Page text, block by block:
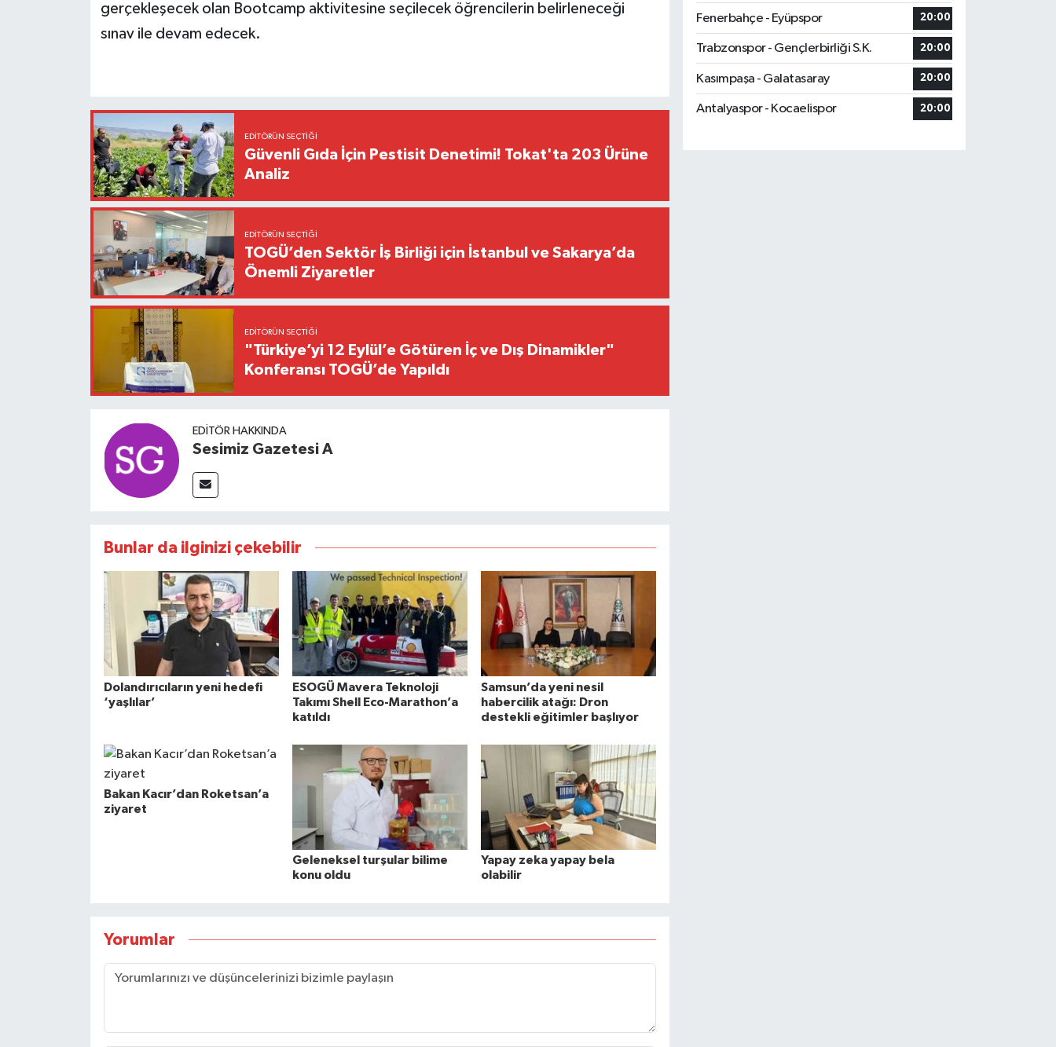
gerçekleşecek olan Bootcamp aktivitesine seçilecek öğrencilerin belirleneceği
sınav ile devam edecek.
EDITÖRÜN SEÇTIĞI
Güvenli Gıda İçin Pestisit Denetimi! Tokat'ta 203 Ürüne
Analiz
EDITÖRÜN SEÇTIĞI
TOGÜ’den Sektör İş Birliği için İstanbul ve Sakarya’da
Önemli Ziyaretler
EDITÖRÜN SEÇTIĞI
"Türkiye’yi 12 Eylül’e Götüren İç ve Dış Dinamikler"
Konferansı TOGÜ’de Yapıldı
EDITÖR HAKKINDA
Sesimiz Gazetesi A
Bunlar da ilginizi çekebilir
Dolandırıcıların yeni hedefi
‘yaşlılar’
ESOGÜ Mavera Teknoloji
Takımı Shell Eco-Marathon’a
katıldı
Samsun’da yeni nesil
habercilik atağı: Dron
destekli eğitimler başlıyor
Bakan Kacır’dan Roketsan’a
ziyaret
Geleneksel turşular bilime
konu oldu
Yapay zeka yapay bela
olabilir
Yorumlar
Fenerbahçe - Eyüpspor 20:00
Trabzonspor - Gençlerbirliği S.K. 20:00
Kasımpaşa - Galatasaray 20:00
Antalyaspor - Kocaelispor 20:00